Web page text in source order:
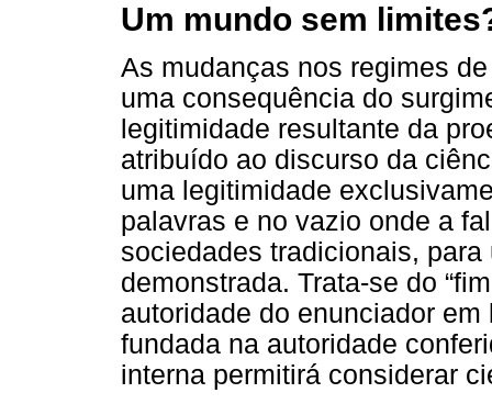
Um mundo sem
As mudanças nos regimes
uma consequência do
legitimidade resultante da
atribuído ao discurso da
uma legitimidade
palavras e no vazio onde a
sociedades tradicionais,
demonstrada. Trata-se do
autoridade do enunciador
fundada na autoridade
interna permitirá considerar